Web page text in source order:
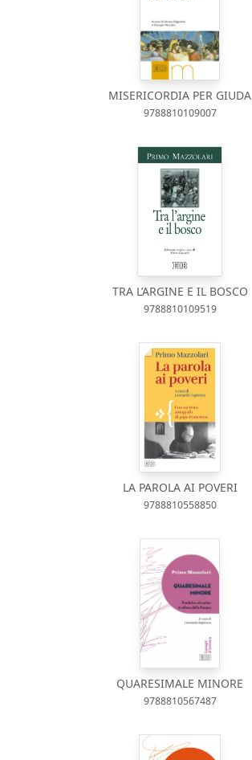
MISERICORDIA PER GIUDA
9788810109007
TRA L’ARGINE E IL BOSCO
9788810109519
LA PAROLA AI POVERI
9788810558850
QUARESIMALE MINORE
9788810567487